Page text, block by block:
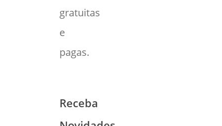
gratuitas
e
pagas.
Receba